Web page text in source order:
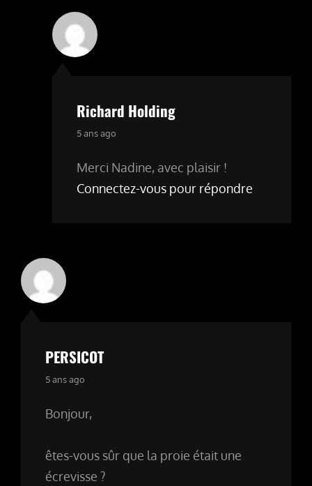
Richard Holding
says:
5 ans ago
Merci Nadine, avec plaisir !
Connectez-vous pour répondre
PERSICOT
says:
5 ans ago
Bonjour,
êtes-vous sûr que la proie était une
écrevisse ?